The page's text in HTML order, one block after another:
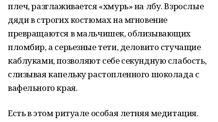
плеч, разглаживается «хмурь» на лбу. Взрослые
дяди в строгих костюмах на мгновение
превращаются в мальчишек, облизывающих
пломбир, а серьезные тети, деловито стучащие
каблуками, позволяют себе секундную слабость,
слизывая капельку растопленного шоколада с
вафельного края.
Есть в этом ритуале особая летняя медитация.